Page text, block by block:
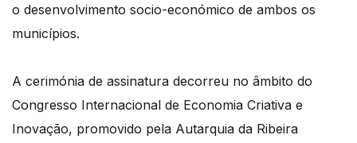
o desenvolvimento socio-económico de ambos os
municípios.
A cerimónia de assinatura decorreu no âmbito do
Congresso Internacional de Economia Criativa e
Inovação, promovido pela Autarquia da Ribeira